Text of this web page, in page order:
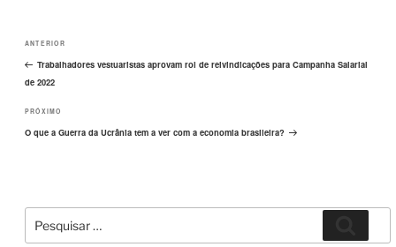
o
k
de
Post
Post
anterior
ANTERIOR
Trabalhadores vestuaristas aprovam rol de reivindicações para Campanha Salarial
de 2022
Próximo
post
PRÓXIMO
O que a Guerra da Ucrânia tem a ver com a economia brasileira?
Pesquisar
por: